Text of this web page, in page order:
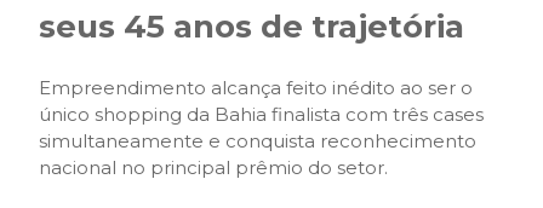
seus 45 anos de trajetória
Empreendimento alcança feito inédito ao ser o
único shopping da Bahia finalista com três cases
simultaneamente e conquista reconhecimento
nacional no principal prêmio do setor.